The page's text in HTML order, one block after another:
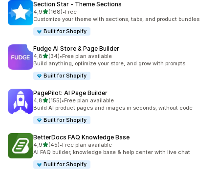
Section Star ‑ Theme Sections
4,9na 5 gwiazdek
(168)
Łączna liczba recenzji: 168
•Free
Customize your theme with sections, tabs, and product bundles
Built for Shopify
Fudge AI Store & Page Builder
4,8na 5 gwiazdek
(34)
Łączna liczba recenzji: 34
•Free plan available
Build anything, optimize your store, and grow with prompts
Built for Shopify
PagePilot: AI Page Builder
4,8na 5 gwiazdek
(155)
Łączna liczba recenzji: 155
•Free plan available
Build AI product pages and images in seconds, without code
Built for Shopify
BetterDocs FAQ Knowledge Base
4,9na 5 gwiazdek
(45)
Łączna liczba recenzji: 45
•Free plan available
AI FAQ builder, knowledge base & help center with live chat
Built for Shopify